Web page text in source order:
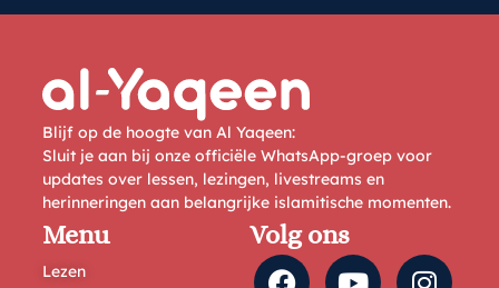
Blijf op de hoogte van Al Yaqeen:
Sluit je aan bij onze officiële WhatsApp-groep voor
updates over lessen, lezingen, livestreams en
herinneringen aan belangrijke islamitische momenten.
Menu
Lezen
Volg ons